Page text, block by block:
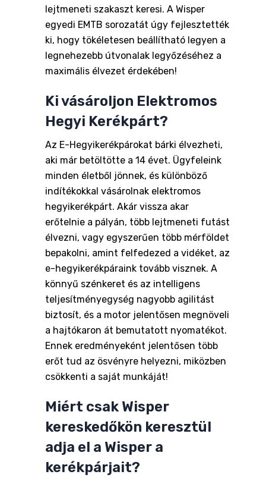
lejtmeneti szakaszt keresi. A Wisper
egyedi EMTB sorozatát úgy fejlesztették
ki, hogy tökéletesen beállítható legyen a
legnehezebb útvonalak legyőzéséhez a
maximális élvezet érdekében!
Ki vásároljon Elektromos
Hegyi Kerékpárt?
Az E-Hegyikerékpárokat bárki élvezheti,
aki már betöltötte a 14 évet. Ügyfeleink
minden életből jönnek, és különböző
indítékokkal vásárolnak elektromos
hegyikerékpárt. Akár vissza akar
erőtelnie a pályán, több lejtmeneti futást
élvezni, vagy egyszerűen több mérföldet
bepakolni, amint felfedezed a vidéket, az
e-hegyikerékpáraink tovább visznek. A
könnyű szénkeret és az intelligens
teljesítményegység nagyobb agilitást
biztosít, és a motor jelentősen megnöveli
a hajtókaron át bemutatott nyomatékot.
Ennek eredményeként jelentősen több
erőt tud az ösvényre helyezni, miközben
csökkenti a saját munkáját!
Miért csak Wisper
kereskedőkön keresztül
adja el a Wisper a
kerékpárjait?